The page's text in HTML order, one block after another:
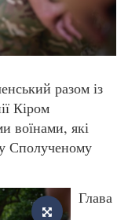
разом із
Кіром
воїнами, які
Сполученому
Глава